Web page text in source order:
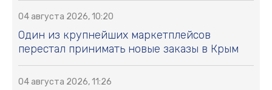
04 августа 2026, 10:20
Один из крупнейших маркетплейсов
перестал принимать новые заказы в Крым
04 августа 2026, 11:26